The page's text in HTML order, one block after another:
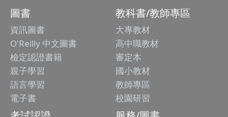
圖書
資訊圖書
O'Reilly 中文圖書
檢定認證書籍
親子學習
語言學習
電子書
教科書/教師專區
大專教材
高中職教材
審定本
國小教材
教師專區
校園研習